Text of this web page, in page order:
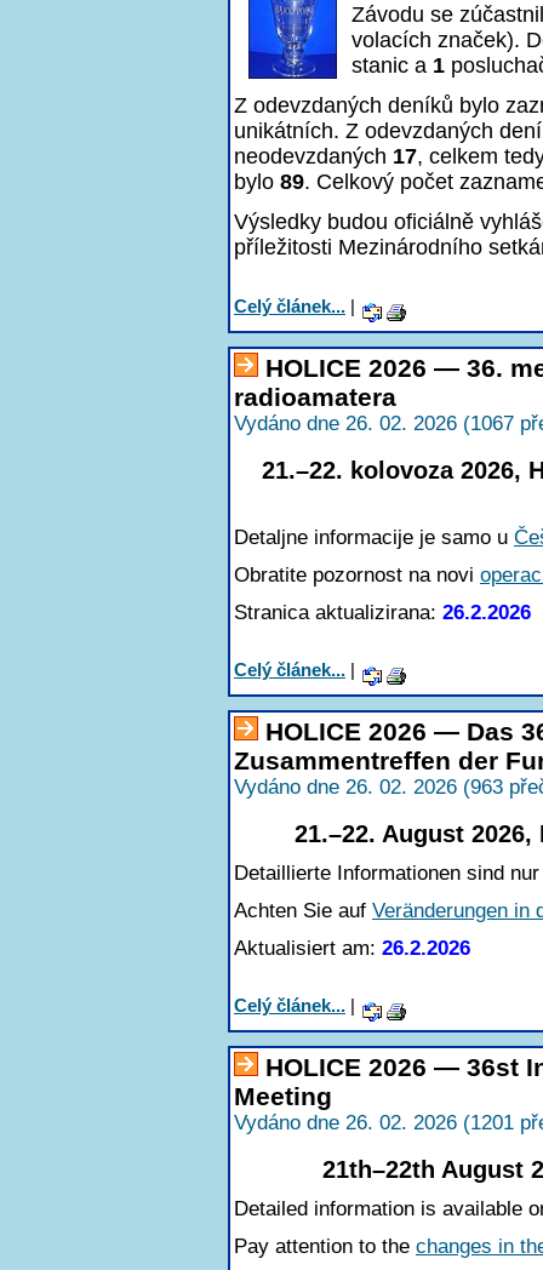
Závodu se
volacích značek).
stanic a 1
Z odevzdaných deníků bylo
unikátních. Z odevzdaných
neodevzdaných 17, celkem
bylo 89. Celkový počet
Výsledky budou oficiálně
příležitosti Mezinárodního
Celý článek... |
HOLICE 2026 — 36.
radioamatera
Vydáno dne 26. 02. 2026 (1067
21.–22. kolovoza 2026,
Detaljne informacije je samo u
Obratite pozornost na novi
Stranica aktualizirana: 26.2.2026
Celý článek... |
HOLICE 2026 — Das
Zusammentreffen der
Vydáno dne 26. 02. 2026 (963
21.–22. August
Detaillierte Informationen sind
Achten Sie auf Veränderungen in
Aktualisiert am: 26.2.2026
Celý článek... |
HOLICE 2026 — 36st
Meeting
Vydáno dne 26. 02. 2026 (1201
21th–22th August
Detailed information is available
Pay attention to the changes in